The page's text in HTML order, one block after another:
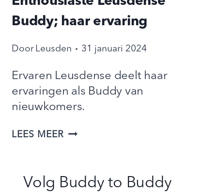
Buddy; haar ervaring
Door Leusden 31 januari 2024
Ervaren Leusdense deelt haar
ervaringen als Buddy van
nieuwkomers.
LEES MEERENTHOUSIASTE
HAAR
Volg Buddy to Buddy